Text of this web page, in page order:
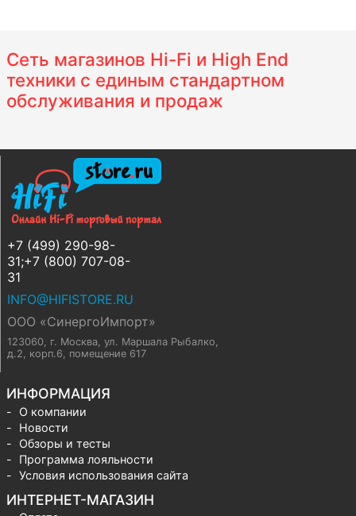
Сеть магазинов Hi-Fi и High End
техники с единым стандартном
обслуживания и продаж
+7 (499) 290-98-
31;+7 (800) 707-08-
31
INFO@HIFISTORE.RU
ООО «СинергоИмпорт»
123060, г. Москва, ул. Маршала Рыбалко,
д.2, корп.6, помещение 617
ИНФОРМАЦИЯ
О компании
Новости
Обзоры и тесты
Программа лояльности
Условия использования сайта
ИНТЕРНЕТ-МАГАЗИН